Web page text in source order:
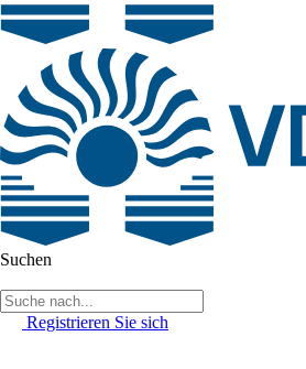
Suchen
Registrieren Sie sich